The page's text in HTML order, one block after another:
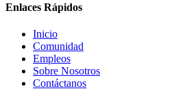
Enlaces Rápidos
Inicio
Comunidad
Empleos
Sobre Nosotros
Contáctanos